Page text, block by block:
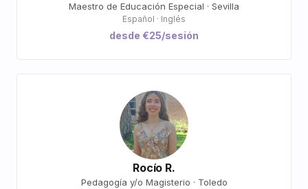
Maestro de Educación Especial · Sevilla
Español · Inglés
desde €25/sesión
Rocío R.
Pedagogía y/o Magisterio · Toledo